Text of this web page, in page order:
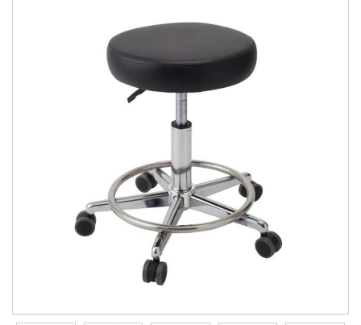
會員點數查詢
訂閱/取消 電子報
服務專線：04-2568-0356 週
一至週五 AM9:00～PM6:00